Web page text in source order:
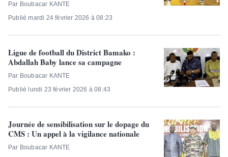
Par Boubacar KANTE
Publié mardi 24 février 2026 à 08:23
Ligue de football du District Bamako :
Abdallah Baby lance sa campagne
Par Boubacar KANTE
Publié lundi 23 février 2026 à 08:43
Journée de sensibilisation sur le dopage du
CMS : Un appel à la vigilance nationale
Par Boubacar KANTE